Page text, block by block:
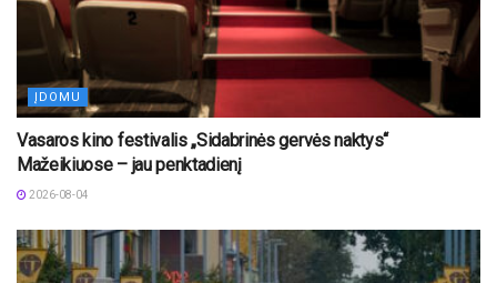
ĮDOMU
Vasaros kino festivalis „Sidabrinės gervės naktys“
Mažeikiuose – jau penktadienį
2026-08-04